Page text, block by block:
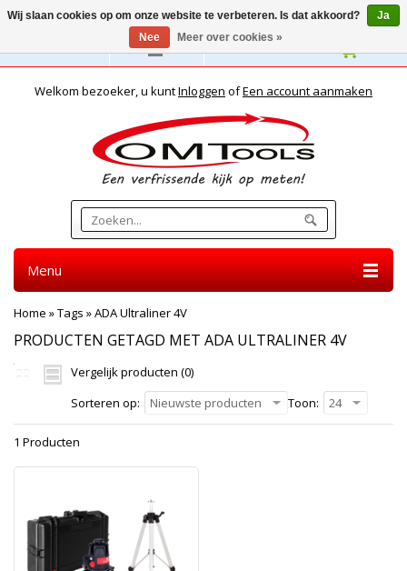
Nederlands
Welkom bezoeker, u kuntInloggen ofEen account aanmaken
Menu
Home »Tags »ADA Ultraliner 4V
PRODUCTEN GETAGD MET ADA ULTRALINER 4V
Vergelijk producten (0)
Sorteren op:
Nieuwste producten Toon: 24
1 Producten
Wij slaan cookies op om onze website te verbeteren. Is dat akkoord?
Ja
Nee
Meer over cookies »